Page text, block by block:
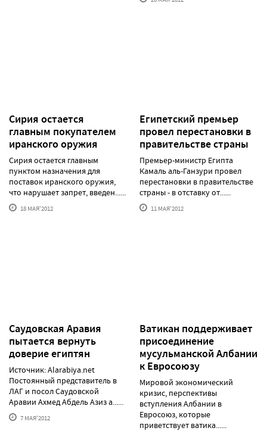
Сирия остается
главным покупателем
иранского оружия
Сирия остается главным
пунктом назначения для
поставок иранского оружия,
что нарушает запрет, введен......
18 МАЯ'2012
Египетский премьер
провел перестановки в
правительстве страны
Премьер-министр Египта
Камаль аль-Ганзури провел
перестановки в правительстве
страны - в отставку от......
11 МАЯ'2012
Саудовская Аравия
пытается вернуть
доверие египтян
Источник: Alarabiya.net
Постоянный представитель в
ЛАГ и посол Саудовской
Аравии Ахмед Абдель Азиз а......
7 МАЯ'2012
Ватикан поддерживает
присоединение
мусульманской Албании
к Евросоюзу
Мировой экономический
кризис, перспективы
вступления Албании в
Евросоюз, которые
приветствует ватика......